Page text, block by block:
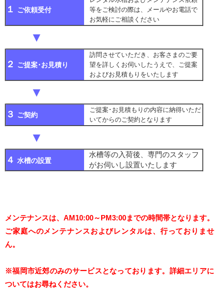
１ ご依頼受付
等をご検討の際は、メールやお電話で
お気軽にご相談ください
▼
２ ご提案･お見積り
訪問させていただき、お客さまのご要
望を詳しくお伺いしたうえで、ご提案
およびお見積もりをいたします
▼
３ ご契約
ご提案･お見積もりの内容に納得いただ
いてからのご契約となります
▼
４ 水槽の設置
水槽等の入荷後、専門のスタッフ
がお伺いし設置いたします
メンテナンスは、AM10:00～PM3:00までの時間帯となります。
ご家庭へのメンテナンスおよびレンタルは、行っておりませ
ん。
※福岡市近郊のみのサービスとなっております。詳細エリアに
ついてはお尋ねください。